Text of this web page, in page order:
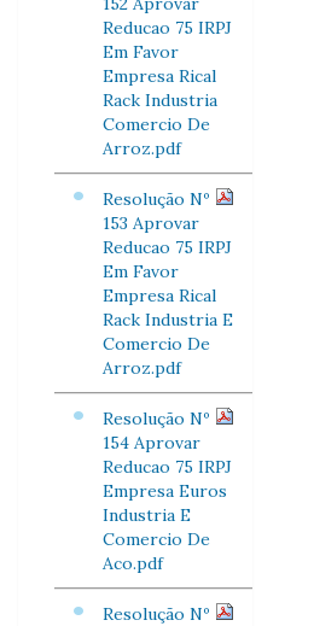
Reducao 75 IRPJ
Em Favor
Empresa Rical
Rack Industria
Comercio De
Arroz.pdf
Resolução Nº
153 Aprovar
Reducao 75 IRPJ
Em Favor
Empresa Rical
Rack Industria E
Comercio De
Arroz.pdf
Resolução Nº
154 Aprovar
Reducao 75 IRPJ
Empresa Euros
Industria E
Comercio De
Aco.pdf
Resolução Nº